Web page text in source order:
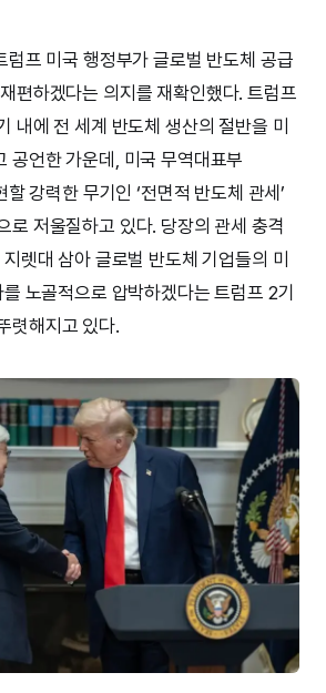
프 미국 행정부가 글로벌 반도체 공급
편하겠다는 의지를 재확인했다. 트럼프
내에 전 세계 반도체 생산의 절반을 미
공언한 가운데, 미국 무역대표부
강력한 무기인 ‘전면적 반도체 관세’
로 저울질하고 있다. 당장의 관세 충격
렛대 삼아 글로벌 반도체 기업들의 미
노골적으로 압박하겠다는 트럼프 2기
렷해지고 있다.